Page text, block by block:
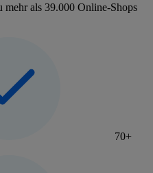
als 39.000 Online-Shops
70+